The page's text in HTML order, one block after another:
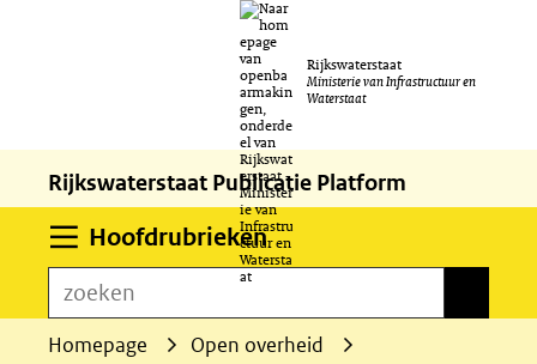
naar
de
inhoud
Rijkswaterstaat
Ministerie van Infrastructuur en
Waterstaat
Rijkswaterstaat Publicatie Platform
HoofdrubriekenUitklappen
zoeken
Homepage
Open overheid